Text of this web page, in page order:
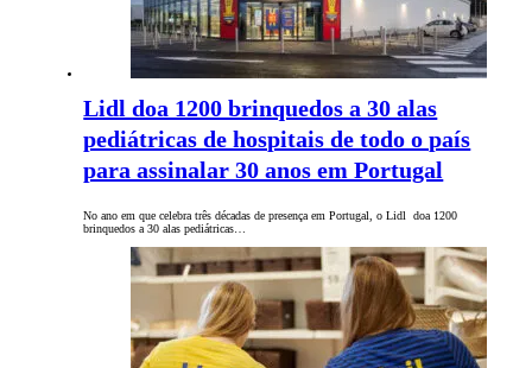
Lidl doa 1200 brinquedos a 30 alas
pediátricas de hospitais de todo o país
para assinalar 30 anos em Portugal
No ano em que celebra três décadas de presença em Portugal, o Lidl doa 1200
brinquedos a 30 alas pediátricas…